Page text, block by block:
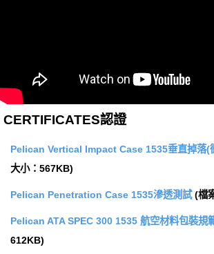
CERTIFICATES認證
Pelican Vertical Impact Case 1535垂直掉落(
大小：567KB)
Pelican Penetration Case 1535滲透測試(檔
Pelican ATA SPEC 300 1535 航空材料包裝規
612KB)